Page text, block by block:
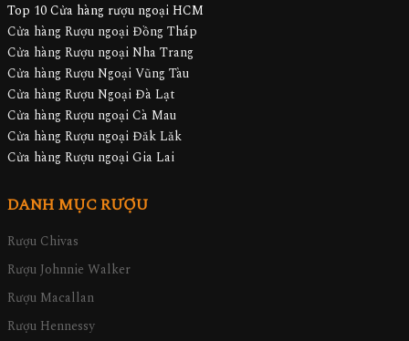
Top 10 Cửa hàng rượu ngoại HCM
Cửa hàng Rượu ngoại Đồng Tháp
Cửa hàng Rượu ngoại Nha Trang
Cửa hàng Rượu Ngoại Vũng Tàu
Cửa hàng Rượu Ngoại Đà Lạt
Cửa hàng Rượu ngoại Cà Mau
Cửa hàng Rượu ngoại Đăk Lăk
Cửa hàng Rượu ngoại Gia Lai
DANH MỤC RƯỢU
Rượu Chivas
Rượu Johnnie Walker
Rượu Macallan
Rượu Hennessy